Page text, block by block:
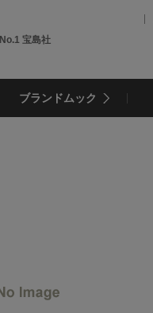
宝島社
ブランドムック